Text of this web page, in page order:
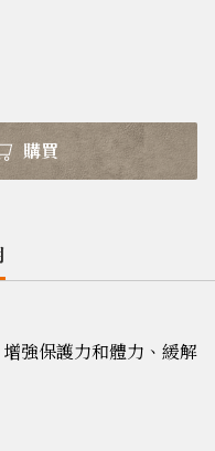
購買
強保護力和體力、緩解